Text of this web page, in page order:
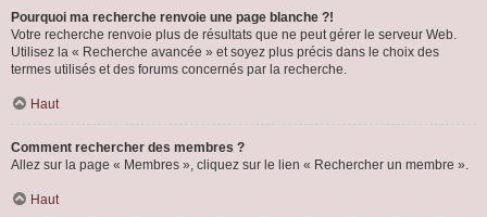
Pourquoi ma recherche renvoie une page blanche ?!
Votre recherche renvoie plus de résultats que ne peut gérer le serveur Web.
Utilisez la « Recherche avancée » et soyez plus précis dans le choix des
termes utilisés et des forums concernés par la recherche.
Haut
Comment rechercher des membres ?
Allez sur la page « Membres », cliquez sur le lien « Rechercher un membre ».
Haut